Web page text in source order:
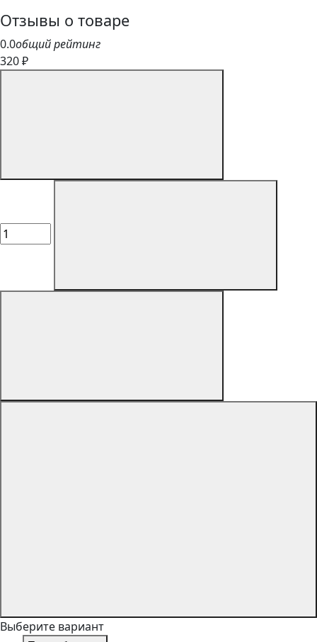
Отзывы о товаре
0.0общий рейтинг
320 ₽
Выберите вариант